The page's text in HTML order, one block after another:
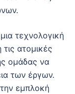
τεχνολογική
ατομικές
ομάδας να
των έργων.
εμπλοκή